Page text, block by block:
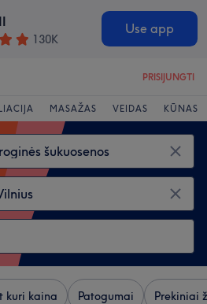
130K
Use app
PRISIJUNGTI
MASAŽAS VEIDAS KŪNAS
kuri kaina Patogumai Prekiniai